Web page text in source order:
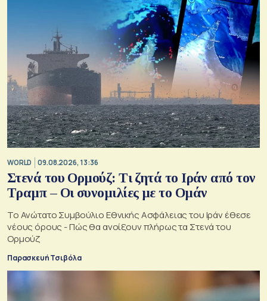
WORLD 09.08.2026, 13:36
Στενά του Ορμούζ: Τι ζητά το Ιράν από τον
Τραμπ – Οι συνομιλίες με το Ομάν
Το Ανώτατο Συμβούλιο Εθνικής Ασφάλειας του Ιράν έθεσε
νέους όρους - Πώς θα ανοίξουν πλήρως τα Στενά του
Ορμούζ
Παρασκευή Τσιβόλα